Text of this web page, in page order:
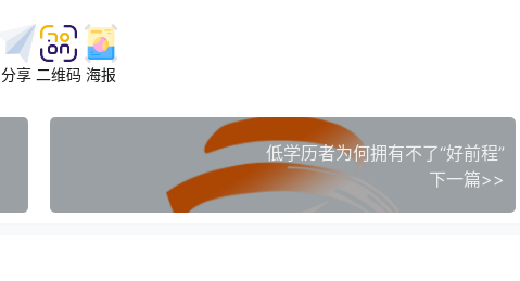
分享 二维码 海报
低学历者为何拥有不了“好前程”
下一篇>>